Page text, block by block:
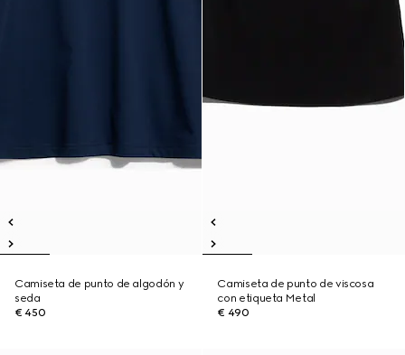
Camiseta de punto de algodón y
seda
€ 450
Camiseta de punto de viscosa
con etiqueta Metal
€ 490